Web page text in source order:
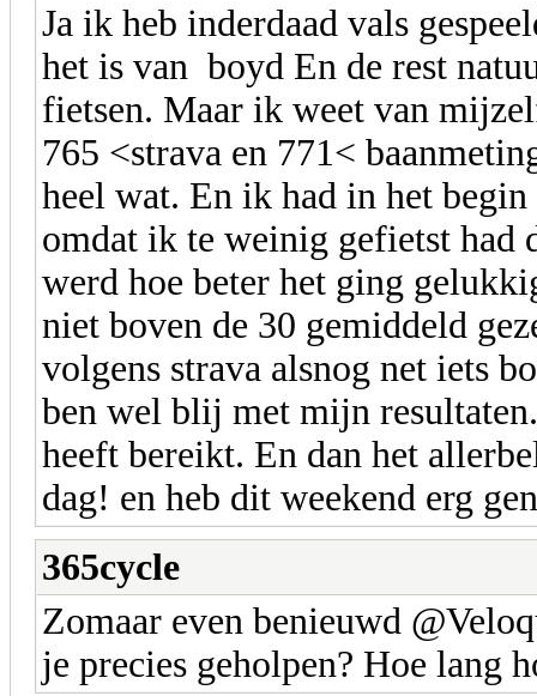
Ja ik heb inderdaad vals
het is van boyd En de rest
fietsen. Maar ik weet van
765 <strava en 771<
heel wat. En ik had in het
omdat ik te weinig gefietst had
werd hoe beter het ging
niet boven de 30 gemiddeld
volgens strava alsnog net iets
ben wel blij met mijn
heeft bereikt. En dan het
dag! en heb dit weekend erg
365cycle
Zomaar even benieuwd
je precies geholpen? Hoe lang